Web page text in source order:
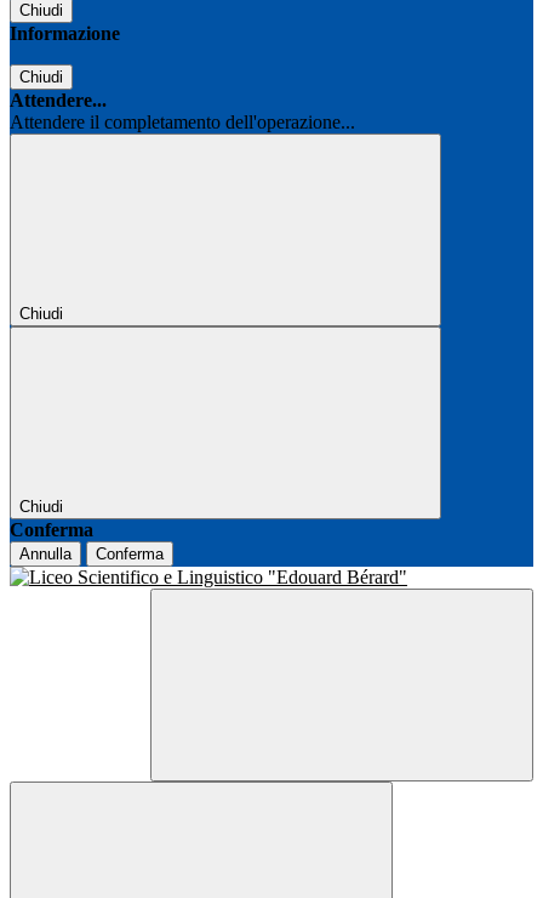
Chiudi
Informazione
Chiudi
Attendere...
Attendere il completamento dell'operazione...
Chiudi
Chiudi
Conferma
Annulla Conferma